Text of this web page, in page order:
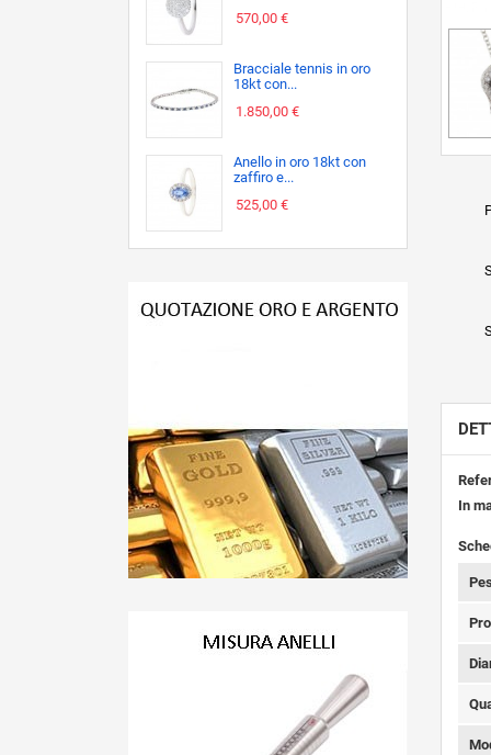
570,00 €
Bracciale tennis in oro
18kt con...
1.850,00 €
Anello in oro 18kt con
zaffiro e...
525,00 €
In